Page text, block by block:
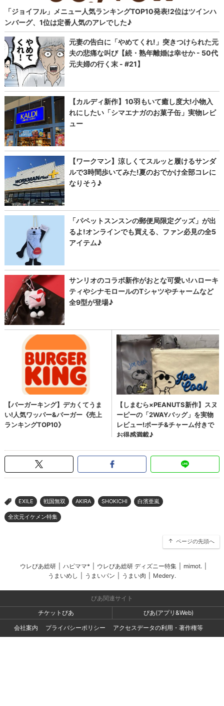
> EXILE 戦国無双 AKIRA SHOKICHI 白濱亜嵐
全次元イケメン特集
ページの先頭へ
ウレぴあ総研 ハピママ* ウレぴあ総研 ディズニー特集 mimot.
うまいめし
うまいパン うまい肉 Medery.
ぴあ関連サイト
チケットぴあ
ぴあ(アプリ&Web)
会社案内
プライバシーポリシー
アクセスデータの利用・著作権等
外部送信ポリシー